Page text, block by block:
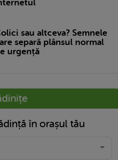
sau altceva? Semnele
separă plânsul normal
urgență
în orașul tău